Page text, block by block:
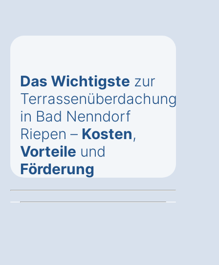
Das Wichtigste zur
Terrassenüberdachung
in Bad Nenndorf
Riepen – Kosten,
Vorteile und
Förderung